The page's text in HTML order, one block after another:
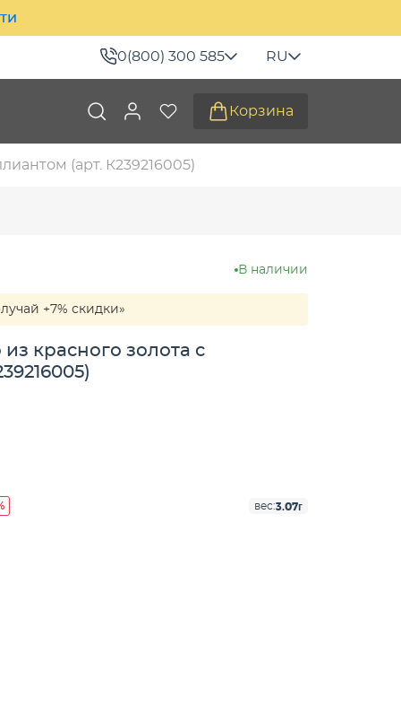
0(800) 300 585 RU
Корзина
(арт. К239216005)
В наличии
+7% скидки»
красного золота с
вес:3.07г